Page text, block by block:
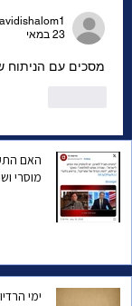
23 במאי
מסכים עם הניתוח
האם
מוסרי
ימי